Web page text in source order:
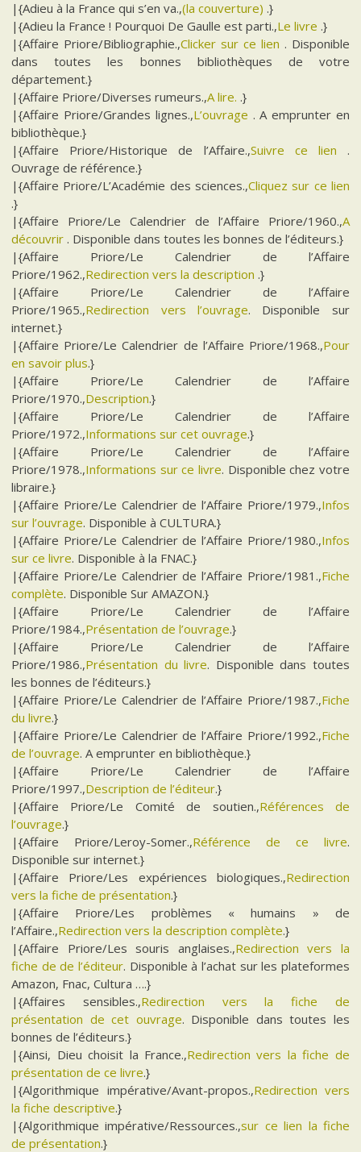
|{Adieu à la France qui s’en va.,(la couverture) .}
|{Adieu la France ! Pourquoi De Gaulle est parti.,Le livre .}
|{Affaire Priore/Bibliographie.,Clicker sur ce lien . Disponible
dans toutes les bonnes bibliothèques de votre
département.}
|{Affaire Priore/Diverses rumeurs.,A lire. .}
|{Affaire Priore/Grandes lignes.,L’ouvrage . A emprunter en
bibliothèque.}
|{Affaire Priore/Historique de l’Affaire.,Suivre ce lien .
Ouvrage de référence.}
|{Affaire Priore/L’Académie des sciences.,Cliquez sur ce lien
.}
|{Affaire Priore/Le Calendrier de l’Affaire Priore/1960.,A
découvrir . Disponible dans toutes les bonnes de l’éditeurs.}
|{Affaire Priore/Le Calendrier de l’Affaire
Priore/1962.,Redirection vers la description .}
|{Affaire Priore/Le Calendrier de l’Affaire
Priore/1965.,Redirection vers l’ouvrage. Disponible sur
internet.}
|{Affaire Priore/Le Calendrier de l’Affaire Priore/1968.,Pour
en savoir plus.}
|{Affaire Priore/Le Calendrier de l’Affaire
Priore/1970.,Description.}
|{Affaire Priore/Le Calendrier de l’Affaire
Priore/1972.,Informations sur cet ouvrage.}
|{Affaire Priore/Le Calendrier de l’Affaire
Priore/1978.,Informations sur ce livre. Disponible chez votre
libraire.}
|{Affaire Priore/Le Calendrier de l’Affaire Priore/1979.,Infos
sur l’ouvrage. Disponible à CULTURA.}
|{Affaire Priore/Le Calendrier de l’Affaire Priore/1980.,Infos
sur ce livre. Disponible à la FNAC.}
|{Affaire Priore/Le Calendrier de l’Affaire Priore/1981.,Fiche
complète. Disponible Sur AMAZON.}
|{Affaire Priore/Le Calendrier de l’Affaire
Priore/1984.,Présentation de l’ouvrage.}
|{Affaire Priore/Le Calendrier de l’Affaire
Priore/1986.,Présentation du livre. Disponible dans toutes
les bonnes de l’éditeurs.}
|{Affaire Priore/Le Calendrier de l’Affaire Priore/1987.,Fiche
du livre.}
|{Affaire Priore/Le Calendrier de l’Affaire Priore/1992.,Fiche
de l’ouvrage. A emprunter en bibliothèque.}
|{Affaire Priore/Le Calendrier de l’Affaire
Priore/1997.,Description de l’éditeur.}
|{Affaire Priore/Le Comité de soutien.,Références de
l’ouvrage.}
|{Affaire Priore/Leroy-Somer.,Référence de ce livre.
Disponible sur internet.}
|{Affaire Priore/Les expériences biologiques.,Redirection
vers la fiche de présentation.}
|{Affaire Priore/Les problèmes « humains » de
l’Affaire.,Redirection vers la description complète.}
|{Affaire Priore/Les souris anglaises.,Redirection vers la
fiche de de l’éditeur. Disponible à l’achat sur les plateformes
Amazon, Fnac, Cultura ….}
|{Affaires sensibles.,Redirection vers la fiche de
présentation de cet ouvrage. Disponible dans toutes les
bonnes de l’éditeurs.}
|{Ainsi, Dieu choisit la France.,Redirection vers la fiche de
présentation de ce livre.}
|{Algorithmique impérative/Avant-propos.,Redirection vers
la fiche descriptive.}
|{Algorithmique impérative/Ressources.,sur ce lien la fiche
de présentation.}